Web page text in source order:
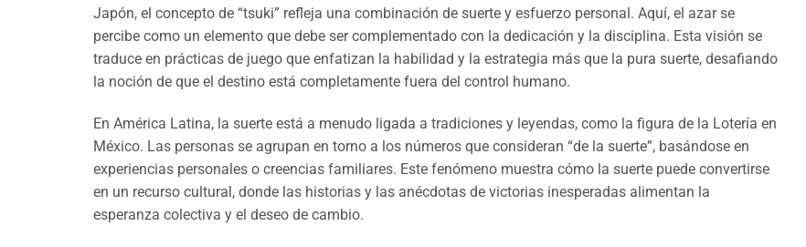
Japón, el concepto de “tsuki” refleja una combinación de suerte y esfuerzo personal. Aquí, el azar se
percibe como un elemento que debe ser complementado con la dedicación y la disciplina. Esta visión se
traduce en prácticas de juego que enfatizan la habilidad y la estrategia más que la pura suerte, desafiando
la noción de que el destino está completamente fuera del control humano.
En América Latina, la suerte está a menudo ligada a tradiciones y leyendas, como la figura de la Lotería en
México. Las personas se agrupan en torno a los números que consideran “de la suerte”, basándose en
experiencias personales o creencias familiares. Este fenómeno muestra cómo la suerte puede convertirse
en un recurso cultural, donde las historias y las anécdotas de victorias inesperadas alimentan la
esperanza colectiva y el deseo de cambio.